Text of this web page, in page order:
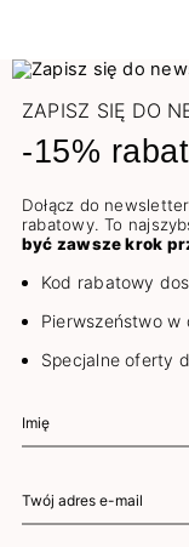
ZAPISZ SIĘ DO
-15%
Dołącz do
rabatowy. To
być zawsze krok
Kod rabatowy
Pierwszeństwo
Specjalne oferty